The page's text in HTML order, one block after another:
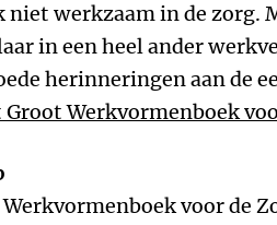
niet werkzaam in de zorg.
in een heel ander
herinneringen aan de
Groot Werkvormenboek
voor de